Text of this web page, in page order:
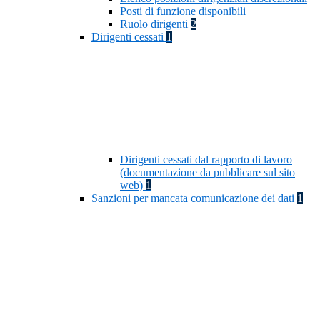
Posti di funzione disponibili
Ruolo dirigenti 2
Dirigenti cessati 1
Dirigenti cessati dal rapporto di lavoro
(documentazione da pubblicare sul sito
web) 1
Sanzioni per mancata comunicazione dei dati 1